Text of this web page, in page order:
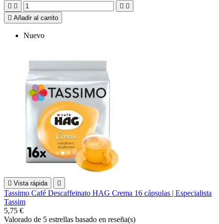
   
 Añadir al carrito
Nuevo
 Vista rápida 
Tassimo Café Descaffeinato HAG Crema 16 cápsulas | Especialista
Tassim
5,75 €
Valorado de 5 estrellas basado en reseña(s)